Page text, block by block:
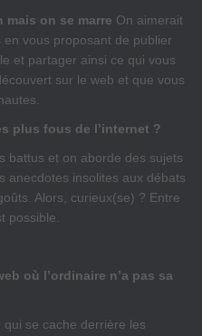
on se marre On aimerait
vous proposant de publier
et partager ainsi ce qui vous
sur le web et que vous
plus fous de l’internet ?
battus et on aborde des sujets
anecdotes insolites aux débats
Alors, curieux(se) ? Entre
possible.
où l’ordinaire n’a pas sa
se cache derrière les